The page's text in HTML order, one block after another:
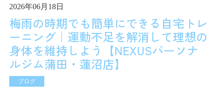
2026年06月18日
梅雨の時期でも簡単にできる自宅トレ
ーニング｜運動不足を解消して理想の
身体を維持しよう【NEXUSパーソナ
ルジム蒲田・蓮沼店】
ブログ